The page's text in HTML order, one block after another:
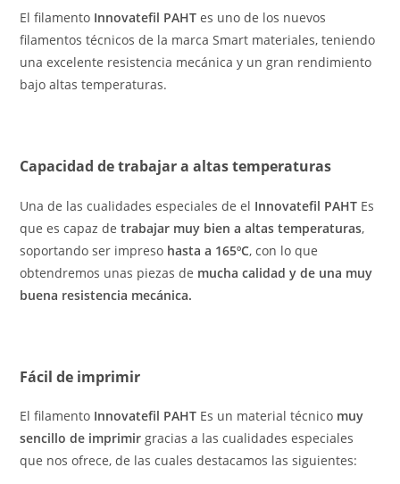
El filamento Innovatefil PAHT es uno de los nuevos
filamentos técnicos de la marca Smart materiales, teniendo
una excelente resistencia mecánica y un gran rendimiento
bajo altas temperaturas.
Capacidad de trabajar a altas temperaturas
Una de las cualidades especiales de el Innovatefil PAHT Es
que es capaz detrabajar muy bien a altas temperaturas,
soportando ser impreso hasta a 165ºC, con lo que
obtendremos unas piezas de mucha calidad y de una muy
buena resistencia mecánica.
Fácil de imprimir
El filamento Innovatefil PAHT Es un material técnico muy
sencillo de imprimir gracias a las cualidades especiales
que nos ofrece, de las cuales destacamos las siguientes: